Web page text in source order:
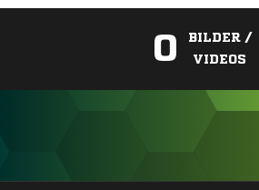
0
BILDER /
VIDEOS